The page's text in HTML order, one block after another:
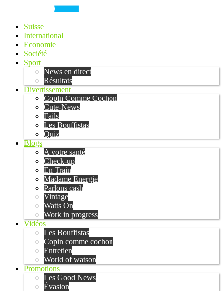
Suisse
International
Economie
Société
Sport
News en direct
Résultats
Divertissement
Copin Comme Cochon
Cute-News
Fails
Les Bouffistas
Quiz
Blogs
A votre santé
Check-up
En Train
Madame Energie
Parlons cash
Vintage
Watts On
Work in progress
Vidéos
Les Bouffistas
Copin comme cochon
Entretien
World of watson
Promotions
Les Good News
Évasion